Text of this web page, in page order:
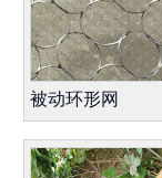
被动环形网